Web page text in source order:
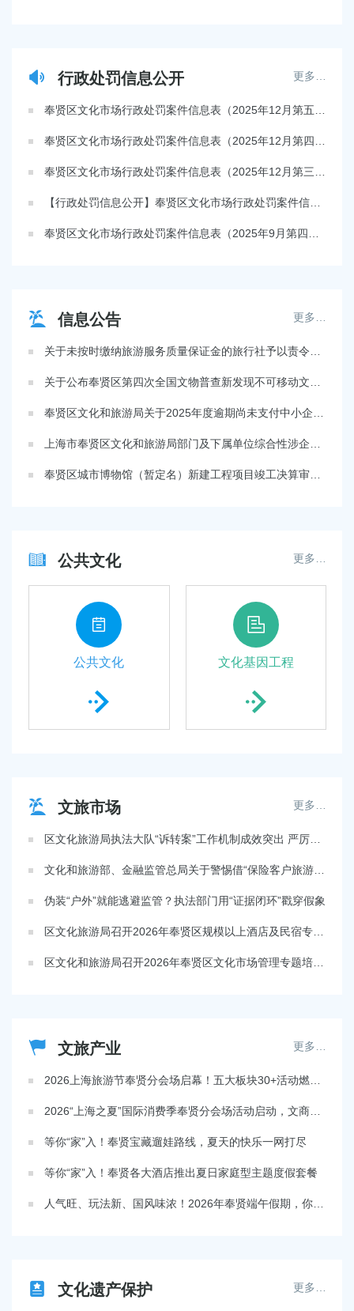
行政处罚信息公开 更多…
奉贤区文化市场行政处罚案件信息表（2025年12月第五周）
奉贤区文化市场行政处罚案件信息表（2025年12月第四周）
奉贤区文化市场行政处罚案件信息表（2025年12月第三周）
【行政处罚信息公开】奉贤区文化市场行政处罚案件信息表（2025年10月第四周）
奉贤区文化市场行政处罚案件信息表（2025年9月第四周）
信息公告 更多…
关于未按时缴纳旅游服务质量保证金的旅行社予以责令改正的公告
关于公布奉贤区第四次全国文物普查新发现不可移动文物名单的公示
奉贤区文化和旅游局关于2025年度逾期尚未支付中小企业款项的说明
上海市奉贤区文化和旅游局部门及下属单位综合性涉企收费目录清单
奉贤区城市博物馆（暂定名）新建工程项目竣工决算审计整改情况
公共文化 更多…
公共文化 文化基因工程
文旅市场 更多…
区文化旅游局执法大队“诉转案”工作机制成效突出 严厉查处无证经营旅游业务行为
文化和旅游部、金融监管总局关于警惕借“保险客户旅游”名义侵害消费者权益的风险提示
伪装“户外”就能逃避监管？执法部门用“证据闭环”戳穿假象
区文化旅游局召开2026年奉贤区规模以上酒店及民宿专题培训会
区文化和旅游局召开2026年奉贤区文化市场管理专题培训会
文旅产业 更多…
2026上海旅游节奉贤分会场启幕！五大板块30+活动燃动贤城
2026“上海之夏”国际消费季奉贤分会场活动启动，文商旅体展农融合激活南上海夏日经济
等你“家”入！奉贤宝藏遛娃路线，夏天的快乐一网打尽
等你“家”入！奉贤各大酒店推出夏日家庭型主题度假套餐
人气旺、玩法新、国风味浓！2026年奉贤端午假期，你打卡了几个地方？
文化遗产保护 更多…